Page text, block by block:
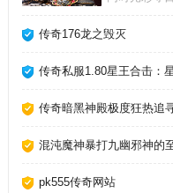
的朋友，与
技能的特效
常的棒。
传奇176龙之毁灭
传奇私服1.80星王合击：
传奇暗黑神殿极度狂热追
混沌魔神暴打九幽邪神的
pk555传奇网站